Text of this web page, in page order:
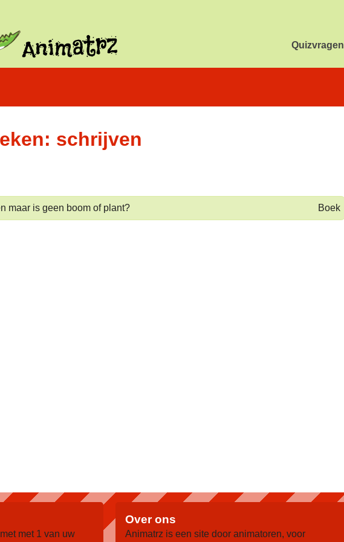
Quizvragen
schrijven
maar is geen boom of plant? Boek
met 1 van uw
Over ons
Animatrz is een site door animatoren, voor